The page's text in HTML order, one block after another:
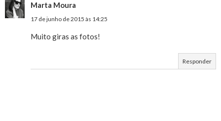
Marta Moura
17 de junho de 2015 às 14:25
Muito giras as fotos!
Responder